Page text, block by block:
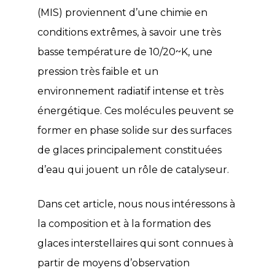
(MIS) proviennent d’une chimie en
conditions extrêmes, à savoir une très
basse température de 10/20~K, une
pression très faible et un
environnement radiatif intense et très
énergétique. Ces molécules peuvent se
former en phase solide sur des surfaces
de glaces principalement constituées
d’eau qui jouent un rôle de catalyseur.
Dans cet article, nous nous intéressons à
la composition et à la formation des
glaces interstellaires qui sont connues à
partir de moyens d’observation